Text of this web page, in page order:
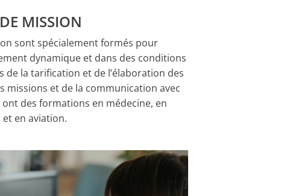
MISSION
sont spécialement formés pour
dynamique et dans des conditions
de la tarification et de l’élaboration des
missions et de la communication avec
des formations en médecine, en
en aviation.